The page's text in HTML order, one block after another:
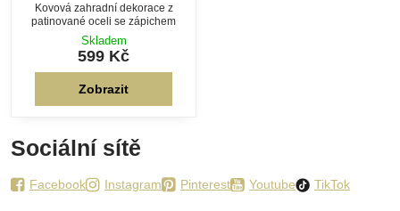
Kovová zahradní dekorace z
patinované oceli se zápichem
Skladem
599 Kč
Zobrazit
Sociální sítě
Facebook Instagram Pinterest Youtube TikTok